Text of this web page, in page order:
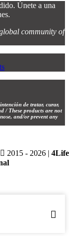
Únete a una
community of
de tratar, curar,
/ These products are not
and/or prevent any
2015 - 2026 | 4Life